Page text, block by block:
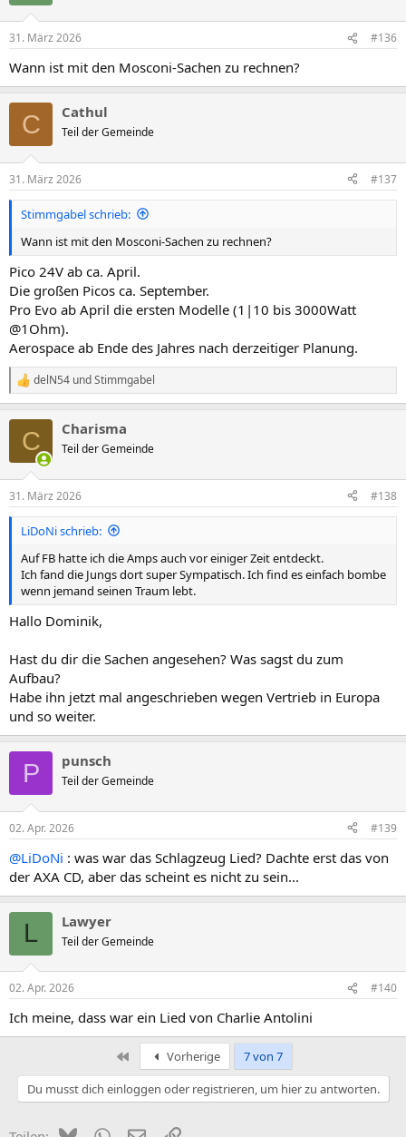
e
:
31. März 2026 #136
Wann ist mit den Mosconi-Sachen zu rechnen?
C Cathul
Teil der Gemeinde
31. März 2026 #137
Stimmgabel schrieb:
Wann ist mit den Mosconi-Sachen zu rechnen?
Pico 24V ab ca. April.
Die großen Picos ca. September.
Pro Evo ab April die ersten Modelle (1|10 bis 3000Watt
@1Ohm).
Aerospace ab Ende des Jahres nach derzeitiger Planung.
R
e
e
n
delN54 undStimmgabel
C Charisma
Teil der Gemeinde
31. März 2026 #138
LiDoNi schrieb:
Auf FB hatte ich die Amps auch vor einiger Zeit entdeckt.
Ich fand die Jungs dort super Sympatisch. Ich find es einfach bombe
wenn jemand seinen Traum lebt.
Hallo Dominik,
Hast du dir die Sachen angesehen? Was sagst du zum
Aufbau?
Habe ihn jetzt mal angeschrieben wegen Vertrieb in Europa
und so weiter.
P punsch
Teil der Gemeinde
02. Apr. 2026 #139
@LiDoNi : was war das Schlagzeug Lied? Dachte erst das von
der AXA CD, aber das scheint es nicht zu sein...
L Lawyer
Teil der Gemeinde
02. Apr. 2026 #140
Ich meine, dass war ein Lied von Charlie Antolini
Erste Vorherige
7 von 7
Du musst dich einloggen oder registrieren, um hier zu antworten.